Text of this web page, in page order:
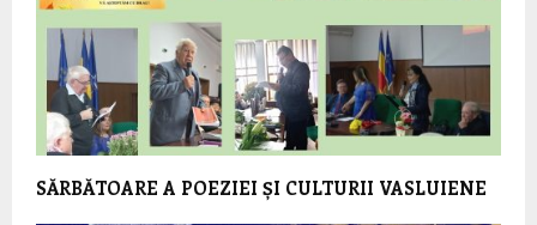
SĂRBĂTOARE A POEZIEI ȘI CULTURII VASLUIENE